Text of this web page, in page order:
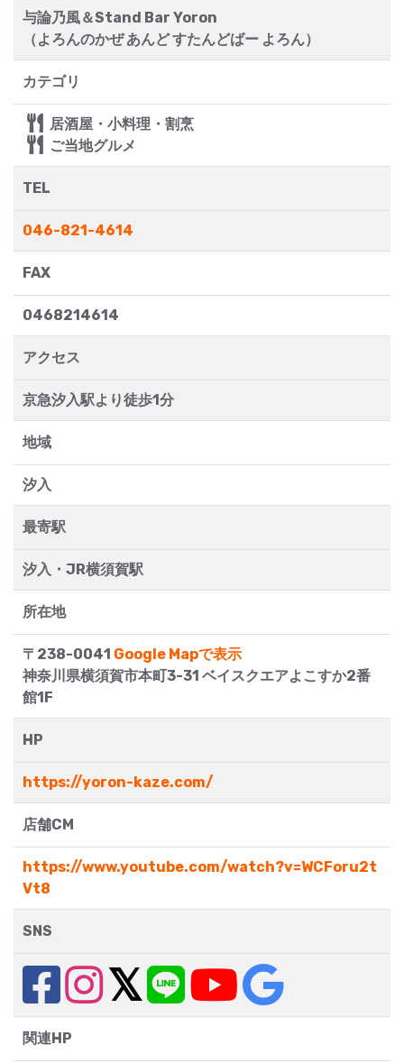
与論乃風＆Stand Bar Yoron
（よろんのかぜ あんど すたんどばー よろん）
カテゴリ
居酒屋・小料理・割烹
ご当地グルメ
TEL
046-821-4614
FAX
0468214614
アクセス
京急汐入駅より徒歩1分
地域
汐入
最寄駅
汐入・JR横須賀駅
所在地
〒238-0041 Google Mapで表示
神奈川県横須賀市本町3-31 ベイスクエアよこすか2番
館1F
HP
https://yoron-kaze.com/
店舗CM
https://www.youtube.com/watch?v=WCForu2t
Vt8
SNS
関連HP